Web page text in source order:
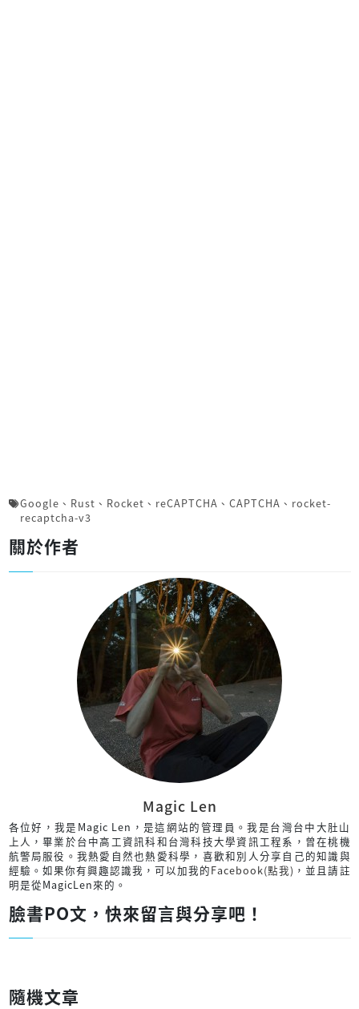
Google 、 Rust 、 Rocket 、 reCAPTCHA 、 CAPTCHA 、 rocket-
recaptcha-v3
關於作者
Magic Len
各位好，我是Magic Len，是這網站的管理員。我是台灣台中大肚山
上人，畢業於台中高工資訊科和台灣科技大學資訊工程系，曾在桃機
航警局服役。我熱愛自然也熱愛科學，喜歡和別人分享自己的知識與
經驗。如果你有興趣認識我，可以加我的Facebook(點我) ，並且請註
明是從MagicLen來的。
臉書PO文，快來留言與分享吧！
隨機文章